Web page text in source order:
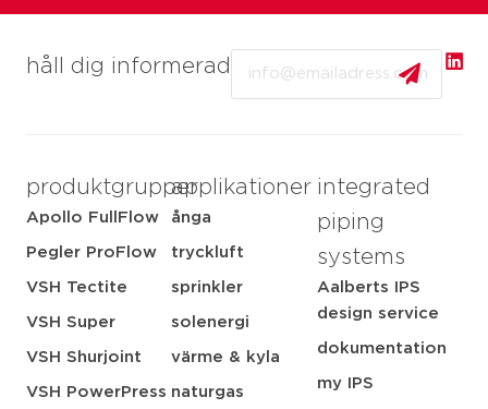
håll dig informerad
produktgrupper
Apollo FullFlow
Pegler ProFlow
VSH Tectite
VSH Super
VSH Shurjoint
VSH PowerPress
applikationer
ånga
tryckluft
sprinkler
solenergi
värme & kyla
naturgas
integrated
piping
systems
Aalberts IPS
design service
dokumentation
my IPS